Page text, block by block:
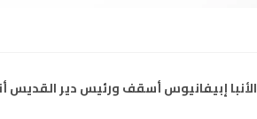
الأنبا إبيفانيوس أسقف ورئيس دير القديس